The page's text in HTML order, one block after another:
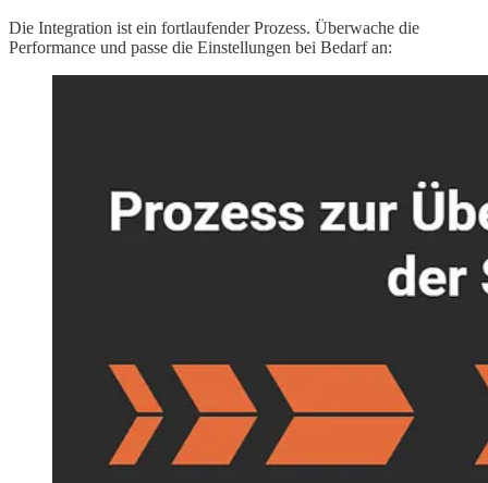
Die Integration ist ein fortlaufender Prozess. Überwache die
Performance und passe die Einstellungen bei Bedarf an: